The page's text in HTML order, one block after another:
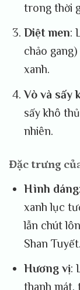
trong thời
Diệt men:
chảo
xanh.
Vò và sấy
sấy khô
nhiên.
Đặc trưng
Hình dáng
xanh lục
lẫn chút
Shan Tuyết.
Hương vị:
thanh mát,